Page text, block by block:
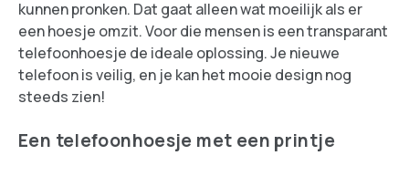
kunnen pronken. Dat gaat alleen wat moeilijk als er
een hoesje omzit. Voor die mensen is een transparant
telefoonhoesje de ideale oplossing. Je nieuwe
telefoon is veilig, en je kan het mooie design nog
steeds zien!
Een telefoonhoesje met een printje